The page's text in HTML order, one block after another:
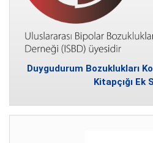
Duygudurum Bozuklukları
Kitapçığı Ek